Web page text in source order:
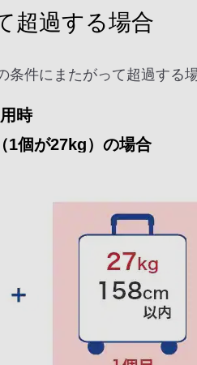
超過する場合
件にまたがって超過する
時
1個が27kg）の場合